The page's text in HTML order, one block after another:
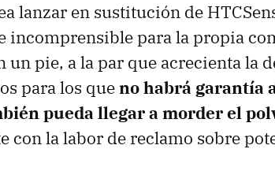
lanzar en sustitución de
incomprensible para la propia
un pie, a la par que acrecienta la
para los queno habrá garantía
pueda llegar a morder el
la labor de reclamo sobre